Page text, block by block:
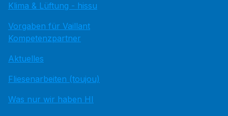
Klima & Lüftung - hissu
Vorgaben für Vaillant
Kompetenzpartner
Aktuelles
Fliesenarbeiten (toujou)
Was nur wir haben HI